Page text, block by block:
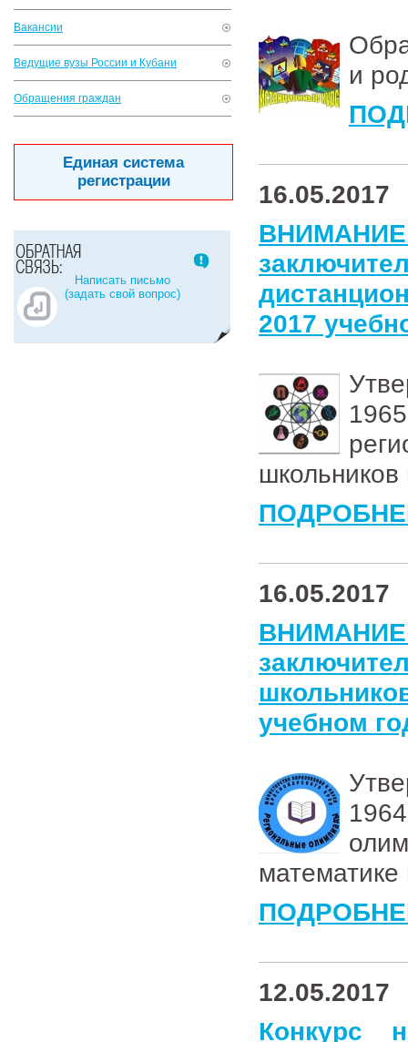
Вакансии
Ведущие вузы России и Кубани
Обращения граждан
Единая система
регистрации
Написать письмо
(задать свой вопрос)
и
16.05.2017
2017
16.05.2017
учебном
12.05.2017
Конкурс